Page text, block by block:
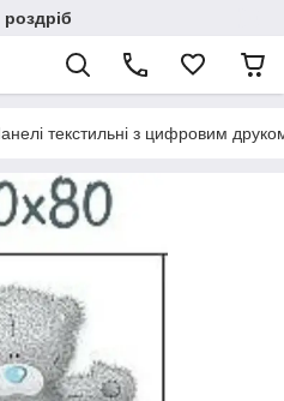
текстильні з цифровим